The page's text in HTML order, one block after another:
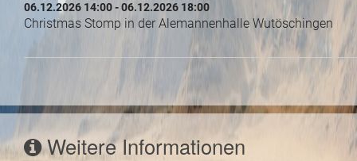
06.12.2026 14:00 - 06.12.2026 18:00
Christmas Stomp in der Alemannenhalle Wutöschingen
Weitere Informationen